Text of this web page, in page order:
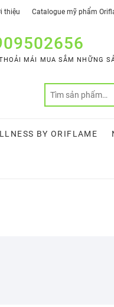
thiệu Catalogue mỹ phẩm
MÁI MUA SẮM NHỮNG
BY ORIFLAME